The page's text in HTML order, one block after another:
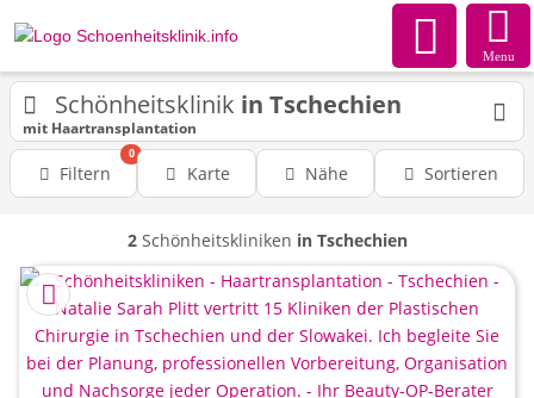
Menu
Schönheitsklinik in Tschechien
mit Haartransplantation
Filtern
0
Karte Nähe Sortieren
2Schönheitskliniken in Tschechien